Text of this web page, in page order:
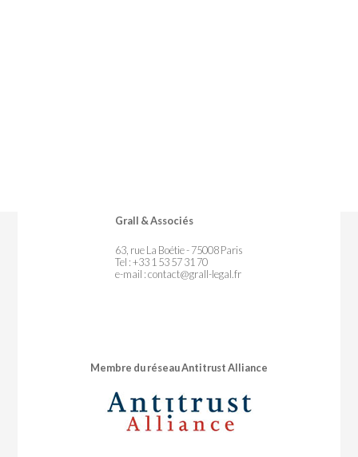
Grall & Associés
63, rue La Boétie - 75008 Paris
Tel : +33 1 53 57 31 70
e-mail :contact@grall-legal.fr
Membre du réseau Antitrust Alliance